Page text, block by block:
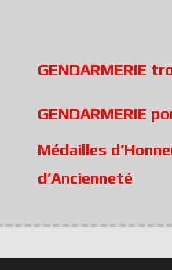
GENDARMERIE
GENDARMERIE
Médailles
d’Ancienneté